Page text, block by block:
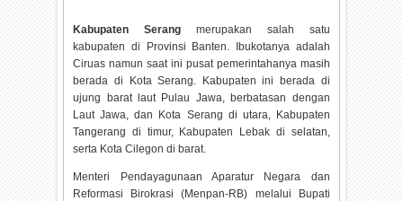
Kabupaten Serang merupakan salah satu
kabupaten di Provinsi Banten. Ibukotanya adalah
Ciruas namun saat ini pusat pemerintahanya masih
berada di Kota Serang. Kabupaten ini berada di
ujung barat laut Pulau Jawa, berbatasan dengan
Laut Jawa, dan Kota Serang di utara, Kabupaten
Tangerang di timur, Kabupaten Lebak di selatan,
serta Kota Cilegon di barat.
Menteri Pendayagunaan Aparatur Negara dan
Reformasi Birokrasi (Menpan-RB) melalui Bupati